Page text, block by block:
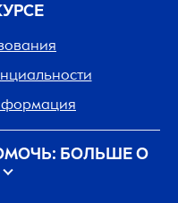
БОЛЬШЕ О